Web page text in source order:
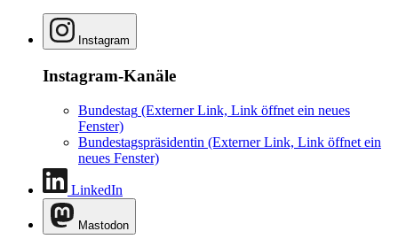
Instagram
Instagram-Kanäle
Bundestag (Externer Link, Link öffnet ein neues
Fenster)
Bundestagspräsidentin (Externer Link, Link öffnet ein
neues Fenster)
LinkedIn
Mastodon